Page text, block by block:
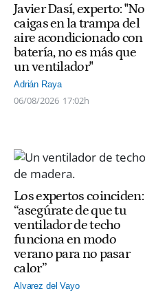
Javier Dasí, experto: "No
caigas en la trampa del
aire acondicionado con
batería, no es más que
un ventilador"
Adrián Raya
06/08/2026 17:02h
Los expertos coinciden:
“asegúrate de que tu
ventilador de techo
funciona en modo
verano para no pasar
calor”
Alvarez del Vayo